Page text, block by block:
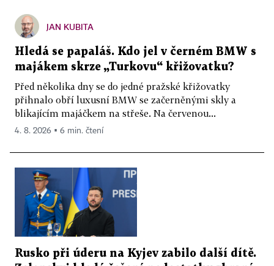
JAN KUBITA
Hledá se papaláš. Kdo jel v černém BMW s
majákem skrze „Turkovu“ křižovatku?
Před několika dny se do jedné pražské křižovatky
přihnalo obří luxusní BMW se začerněnými skly a
blikajícím majáčkem na střeše. Na červenou...
4. 8. 2026 ▪ 6 min. čtení
Rusko při úderu na Kyjev zabilo další dítě.